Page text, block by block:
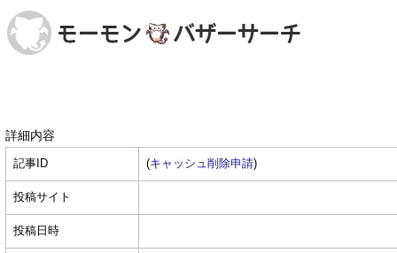
詳細内容
記事ID (キャッシュ削除申請)
投稿サイト
投稿日時